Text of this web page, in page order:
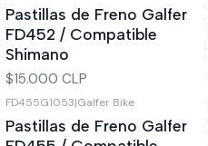
Pastillas de Freno Galfer
FD452 / Compatible
Shimano
$15.000 CLP
FD455G1053|Galfer Bike
Pastillas de Freno Galfer